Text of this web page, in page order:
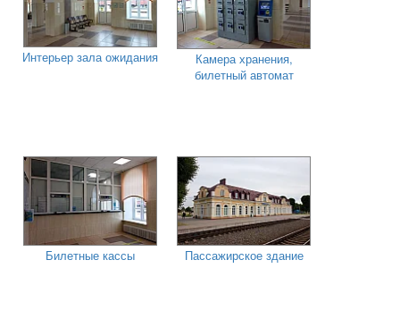
Интерьер зала ожидания
Камера хранения,
билетный автомат
Билетные кассы Пассажирское здание